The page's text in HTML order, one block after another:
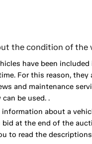
the condition of the
have been
For this reason,
and maintenance
be used. .
about a
at the end of the
to read the